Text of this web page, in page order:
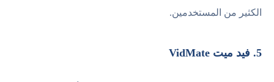
الكثير من المستخدمين.
5. فيد ميت VidMate